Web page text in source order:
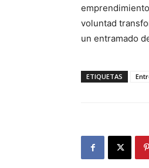
voluntad
un entramado
ETIQUETAS